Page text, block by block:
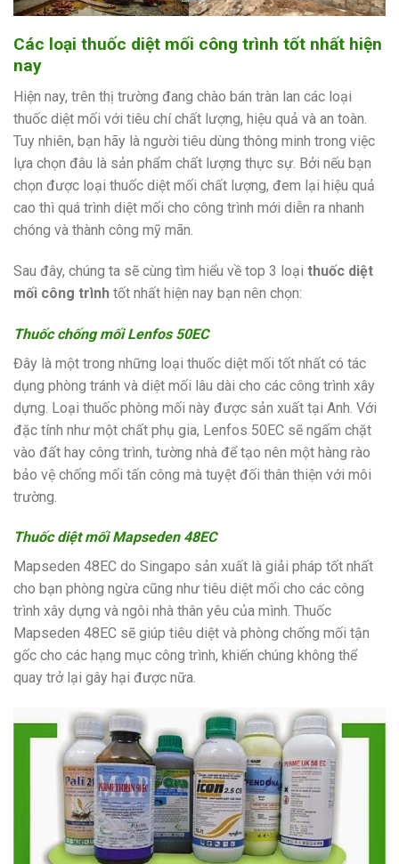
Các loại thuốc diệt mối công trình tốt nhất hiện
nay
Hiện nay, trên thị trường đang chào bán tràn lan các loại
thuốc diệt mối với tiêu chí chất lượng, hiệu quả và an toàn.
Tuy nhiên, bạn hãy là người tiêu dùng thông minh trong việc
lựa chọn đâu là sản phẩm chất lượng thực sự. Bởi nếu bạn
chọn được loại thuốc diệt mối chất lượng, đem lại hiệu quả
cao thì quá trình diệt mối cho công trình mới diễn ra nhanh
chóng và thành công mỹ mãn.
Sau đây, chúng ta sẽ cùng tìm hiểu về top 3 loại thuốc diệt
mối công trình tốt nhất hiện nay bạn nên chọn:
Thuốc chống mối Lenfos 50EC
Đây là một trong những loại thuốc diệt mối tốt nhất có tác
dụng phòng tránh và diệt mối lâu dài cho các công trình xây
dựng. Loại thuốc phòng mối này được sản xuất tại Anh. Với
đặc tính như một chất phụ gia, Lenfos 50EC sẽ ngấm chặt
vào đất hay công trình, tường nhà để tạo nên một hàng rào
bảo vệ chống mối tấn công mà tuyệt đối thân thiện với môi
trường.
Thuốc diệt mối Mapseden 48EC
Mapseden 48EC do Singapo sản xuất là giải pháp tốt nhất
cho bạn phòng ngừa cũng như tiêu diệt mối cho các công
trình xây dựng và ngôi nhà thân yêu của mình. Thuốc
Mapseden 48EC sẽ giúp tiêu diệt và phòng chống mối tận
gốc cho các hạng mục công trình, khiến chúng không thể
quay trở lại gây hại được nữa.